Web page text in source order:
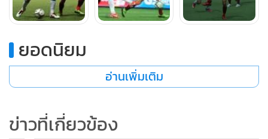
ก่อนจบครึ่งแรกด้วยสกอร์นี้
ถอด บิลลี เมห์เม็ต ออกพร้อมส่ง ฮิโรโนริ ซารูตะ ลงมาแทน แต่
โทษ แต่ไม่ผ่านมือ วัลลภ แซ่จิ๋ว ผ่านไป 62 นาที บางกอกกล๊าส
ยังบุกกดดันไม่ได้เท่าที่ควรจึงส่งกองหน้าอย่าง ชาตรี ฉิมทะเล ลง
ยอดนิยม
อ่านเพิ่มเติม
ข่าวที่เกี่ยวข้อง